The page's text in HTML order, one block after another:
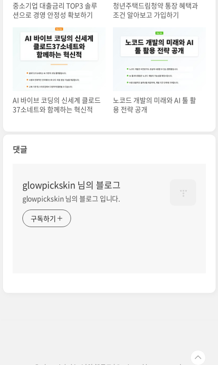
중소기업 대출금리 TOP3 솔루
션으로 경영 안정성 확보하기
청년주택드림청약 통장 혜택과
조건 알아보고 가입하기
AI 바이브 코딩의 신세계 클로드
37소네트와 함께하는 혁신적
노코드 개발의 미래와 AI 툴 활
용 전략 공개
댓글
glowpickskin 님의 블로그
glowpickskin 님의 블로그 입니다.
구독하기